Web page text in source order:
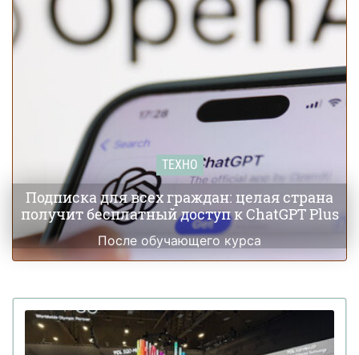
ТЕХНО
Подписка для всех граждан: целая страна
получит бесплатный доступ к ChatGPT Plus
После обучающего курса